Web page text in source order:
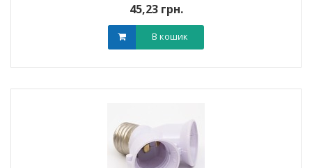
45,23 грн.
В кошик